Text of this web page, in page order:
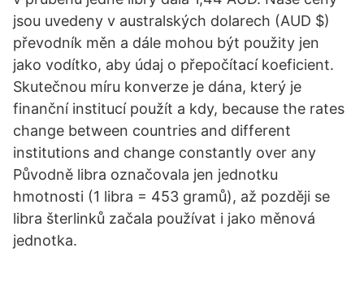
jsou uvedeny v australských dolarech (AUD $)
převodník měn a dále mohou být použity jen
jako vodítko, aby údaj o přepočítací koeficient.
Skutečnou míru konverze je dána, který je
finanční institucí použít a kdy, because the rates
change between countries and different
institutions and change constantly over any
Původně libra označovala jen jednotku
hmotnosti (1 libra = 453 gramů), až později se
libra šterlinků začala používat i jako měnová
jednotka.